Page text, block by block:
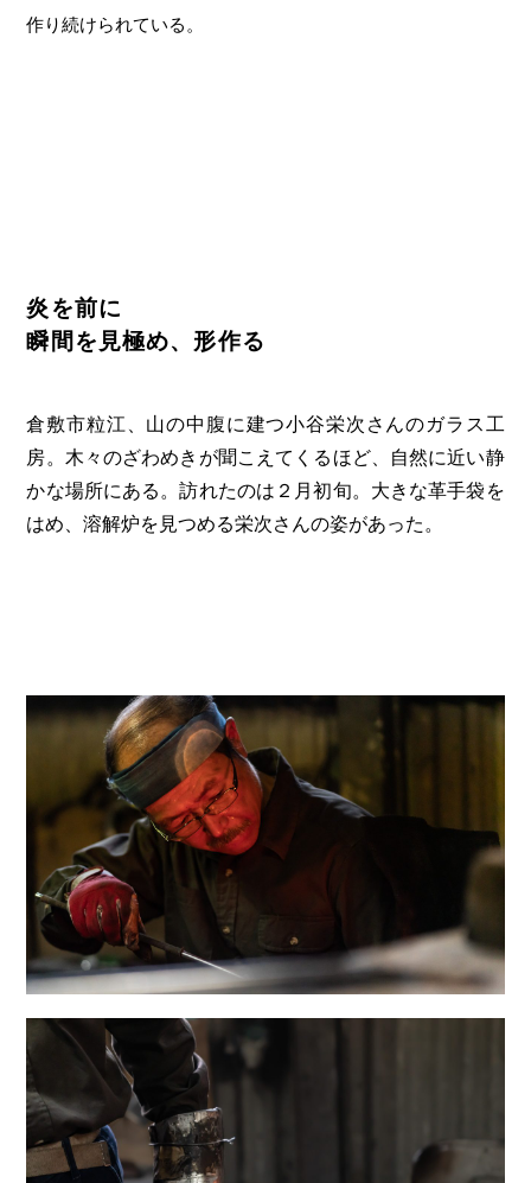
第2回 真庭市/新庄村
作り続けられている。
炎を前に
瞬間を見極め、形作る
倉敷市粒江、山の中腹に建つ小谷栄次さんのガラス工
房。木々のざわめきが聞こえてくるほど、自然に近い静
かな場所にある。訪れたのは２月初旬。大きな革手袋を
はめ、溶解炉を見つめる栄次さんの姿があった。